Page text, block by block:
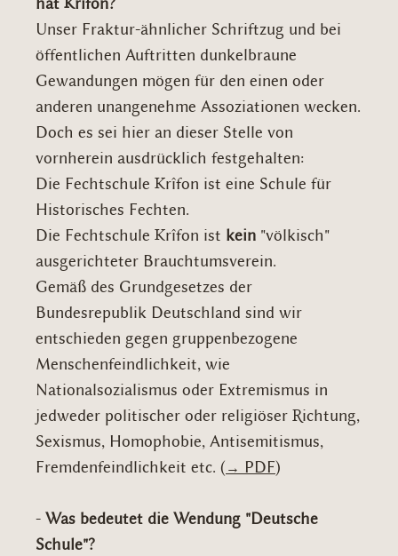
hat Krîfon?
Unser Fraktur-ähnlicher Schriftzug und bei
öffentlichen Auftritten dunkelbraune
Gewandungen mögen für den einen oder
anderen unangenehme Assoziationen wecken.
Doch es sei hier an dieser Stelle von
vornherein ausdrücklich festgehalten:
Die Fechtschule Krîfon ist eine Schule für
Historisches Fechten.
Die Fechtschule Krîfon ist kein "völkisch"
ausgerichteter Brauchtumsverein.
Gemäß des Grundgesetzes der
Bundesrepublik Deutschland sind wir
entschieden gegen gruppenbezogene
Menschenfeindlichkeit, wie
Nationalsozialismus oder Extremismus in
jedweder politischer oder religiöser Richtung,
Sexismus, Homophobie, Antisemitismus,
Fremdenfeindlichkeit etc. (→ PDF)
- Was bedeutet die Wendung "Deutsche
Schule"?